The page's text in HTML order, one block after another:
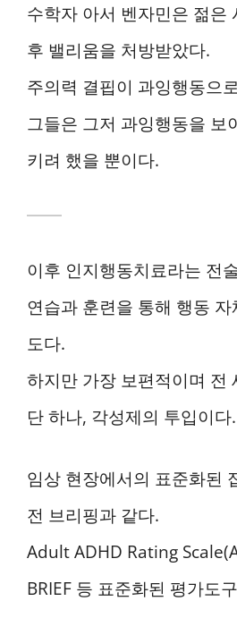
수학자 아서 벤자민은 젊은
후 밸리움을 처방받았다.
주의력 결핍이 과잉행동으
그들은 그저 과잉행동을 보
키려 했을 뿐이다.
이후 인지행동치료라는 전
연습과 훈련을 통해 행동
도다.
하지만 가장 보편적이며 전
단 하나, 각성제의 투입이다.
임상 현장에서의 표준화된
전 브리핑과 같다.
Adult ADHD Rating
BRIEF 등 표준화된 평가도